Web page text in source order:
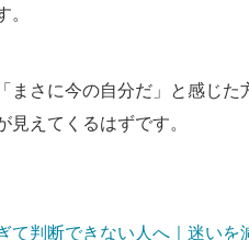
まさに今の自分だ」と感じ
見えてくるはずです。
て判断できない人へ｜迷い